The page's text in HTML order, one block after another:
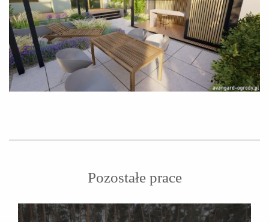
Pozostałe prace